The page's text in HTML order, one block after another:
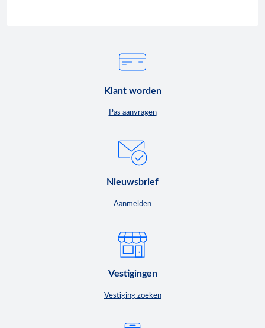
Klant worden
Pas aanvragen
Nieuwsbrief
Aanmelden
Vestigingen
Vestiging zoeken